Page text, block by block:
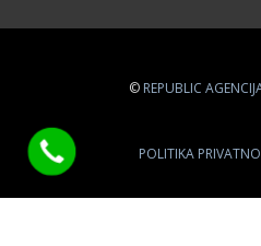
© REPUBLIC
POLITIKA